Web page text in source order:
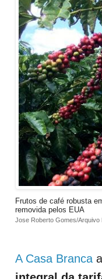
Frutos de café robusta
removida pelos EUA
Jose Roberto Gomes/Arquivo
A Casa Branca